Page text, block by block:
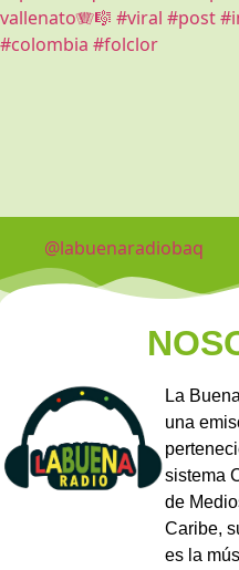
@labuenaradiobaq
La
una
sistema
de
Caribe,
es la